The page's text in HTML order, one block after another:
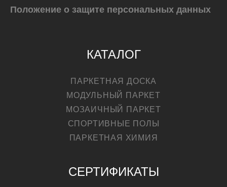
Положение о защите персональных данных
КАТАЛОГ
ПАРКЕТНАЯ ДОСКА
МОДУЛЬНЫЙ ПАРКЕТ
МОЗАИЧНЫЙ ПАРКЕТ
СПОРТИВНЫЕ ПОЛЫ
ПАРКЕТНАЯ ХИМИЯ
СЕРТИФИКАТЫ